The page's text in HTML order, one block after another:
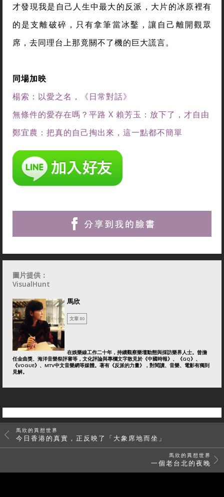
才發現我是自己人生中最大的反派，大片的冰原裡有
的是支離破碎，只有拿筆當冰鑿，讓自己離開觀眾
席，去同理台上那竟關不了機的巨大謊言。
同場加映
楊索：以愛之名，《日常對話》
無條件的愛存在嗎？平路 X 賴芳玉：放下了，才自由
鄭宜農：把真的自己掏出來，這一點都不簡單
圖片提供：
VisualHunt
馬欣
文章 80
在娛樂線工作二十年，持續觀察樂壇動態與採訪樂界人士。曾擔
任金曲獎、海洋音樂祭評審等，文化評論與專欄文字散見於《中國時報》、《GQ》、
《VOGUE》、MTV中文音樂網等媒體。著有《反派的力量》，對閱讀、音樂、電影有獨到
見解。
馬欣的異想世界
今日香港的真實，正反映了「大象席地而坐」
馬欣的異想世界
一個老台北的夜晚